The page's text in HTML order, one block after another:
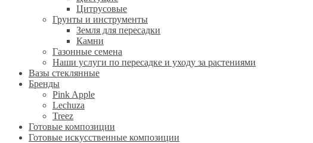
Цитрусовые
Грунты и инструменты
Земля для пересадки
Камни
Газонные семена
Наши услуги по пересадке и уходу за растениями
Вазы стеклянные
Бренды
Pink Apple
Lechuza
Treez
Готовые композиции
Готовые искусственные композиции